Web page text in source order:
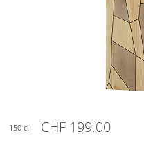
150 cl CHF 199.00